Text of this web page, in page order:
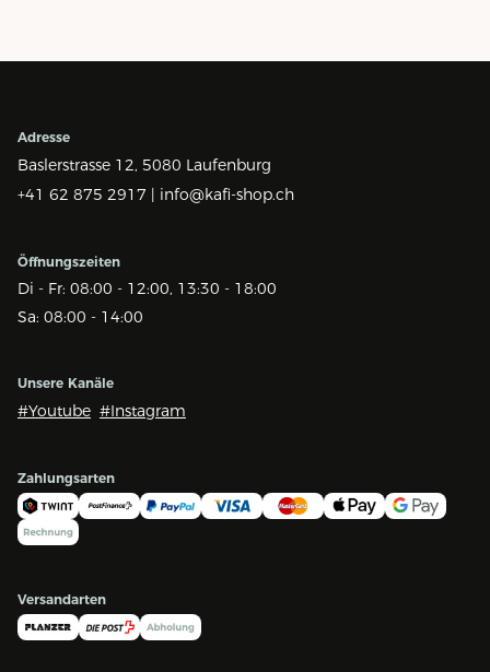
Adresse
Baslerstrasse 12, 5080 Laufenburg
+41 62 875 2917 | info@kafi-shop.ch
Öffnungszeiten
Di - Fr: 08:00 - 12:00, 13:30 - 18:00
Sa: 08:00 - 14:00
Unsere Kanäle
#Youtube #Instagram
Zahlungsarten
Versandarten